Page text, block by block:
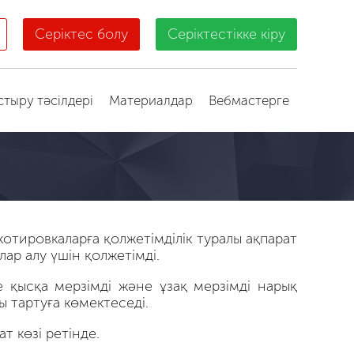
Серіктес болу Серіктестікке кіру
тәсілдері Материалдар Вебмастерге
қолжетімділік туралы ақпарат
алу үшін қолжетімді.
мерзімді және ұзақ мерзімді нарық
көмектеседі.
көзі ретінде.